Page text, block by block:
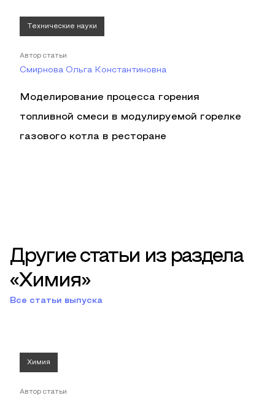
Технические науки
Автор статьи
Смирнова Ольга Константиновна
Моделирование процесса горения
топливной смеси в модулируемой горелке
газового котла в ресторане
Другие статьи из раздела
«Химия»
Все статьи выпуска
Химия
Автор статьи